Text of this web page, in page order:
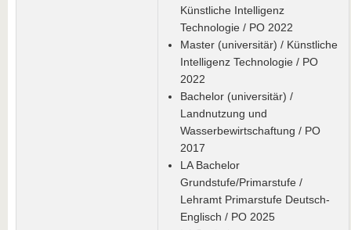
Künstliche Intelligenz
Technologie / PO 2022
Master (universitär) / Künstliche
Intelligenz Technologie / PO
2022
Bachelor (universitär) /
Landnutzung und
Wasserbewirtschaftung / PO
2017
LA Bachelor
Grundstufe/Primarstufe /
Lehramt Primarstufe Deutsch-
Englisch / PO 2025